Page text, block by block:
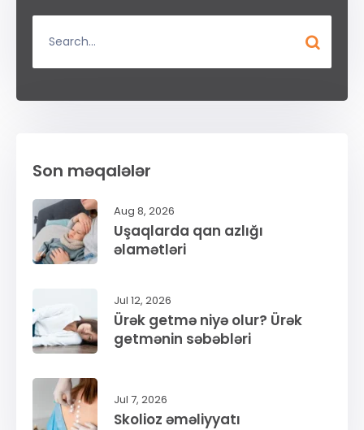
Son məqalələr
Aug 8, 2026
Uşaqlarda qan azlığı
əlamətləri
Jul 12, 2026
Ürək getmə niyə olur? Ürək
getmənin səbəbləri
Jul 7, 2026
Skolioz əməliyyatı